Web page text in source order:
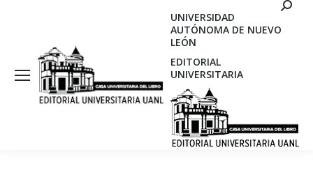
UNIVERSIDAD
AUTÓNOMA DE NUEVO
LEÓN
EDITORIAL
UNIVERSITARIA